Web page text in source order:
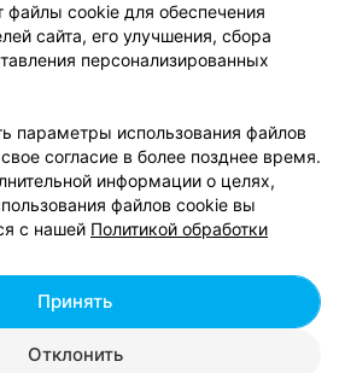
по использованию сервиса
«Афиша»
соглашение
вопросам сотрудничества
руководителю relax.by
настройки cookie
персональных данных
| 220012, Республика Беларусь, г. Минск,
файлы cookie для обеспечения
сайта, его улучшения, сбора
персонализированных
параметры использования файлов
согласие в более позднее время.
информации о целях,
файлов cookie вы
с нашей Политикой обработки
Отклонить
Принять